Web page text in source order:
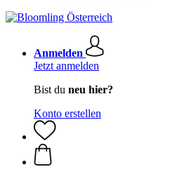
Anmelden
Jetzt anmelden
Bist du neu hier?
Konto erstellen